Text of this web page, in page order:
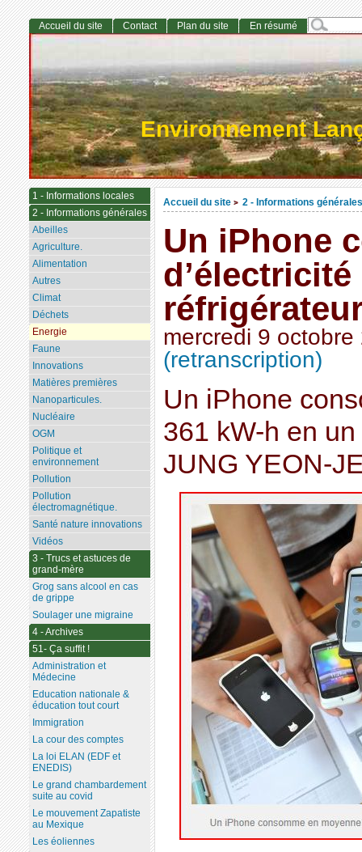
Environnement
Accueil du site > 2 - Informations générales
Un iPhone
d’électricité
mercredi 9 octobre
(retranscription)
Un iPhone
361 kW-h en
JUNG YEON-
Accueil du site Contact Plan du site En résumé
1 - Informations locales
2 - Informations générales
Abeilles
Agriculture.
Alimentation
Autres
Climat
Déchets
Energie
Faune
Innovations
Matières premières
Nanoparticules.
Nucléaire
OGM
Politique et
environnement
Pollution
Pollution
électromagnétique.
Santé nature innovations
Vidéos
3 - Trucs et astuces de
grand-mère
Grog sans alcool en cas
de grippe
Soulager une migraine
4 - Archives
51- Ça suffit !
Administration et
Médecine
Education nationale &
éducation tout court
Immigration
La cour des comptes
La loi ELAN (EDF et
ENEDIS)
Le grand chambardement
suite au covid
Le mouvement Zapatiste
au Mexique
Les éoliennes